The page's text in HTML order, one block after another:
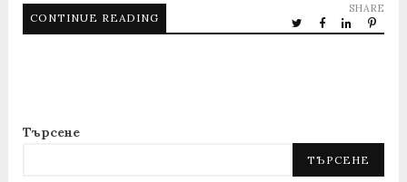
CONTINUE READING
SHARE
Търсене
ТЪРСЕНЕ